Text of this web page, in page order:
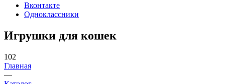
Вконтакте
Одноклассники
Игрушки для кошек
102
Главная
—